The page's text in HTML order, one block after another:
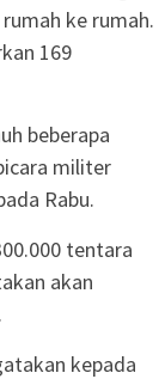
ke rumah.
169
beberapa
militer
Rabu.
tentara
akan
kepada